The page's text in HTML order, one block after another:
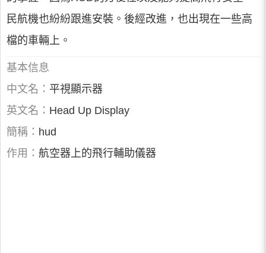
民航機也紛紛跟進安裝。後經改進，也出現在一些高
檔的車輛上。
基本信息
中文名： 平視顯示器
英文名： Head Up Display
簡稱： hud
作用： 航空器上的飛行輔助儀器